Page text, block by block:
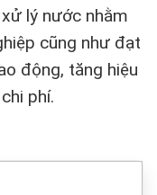
lý nước nhằm
cũng như đạt
động, tăng hiệu
phí.